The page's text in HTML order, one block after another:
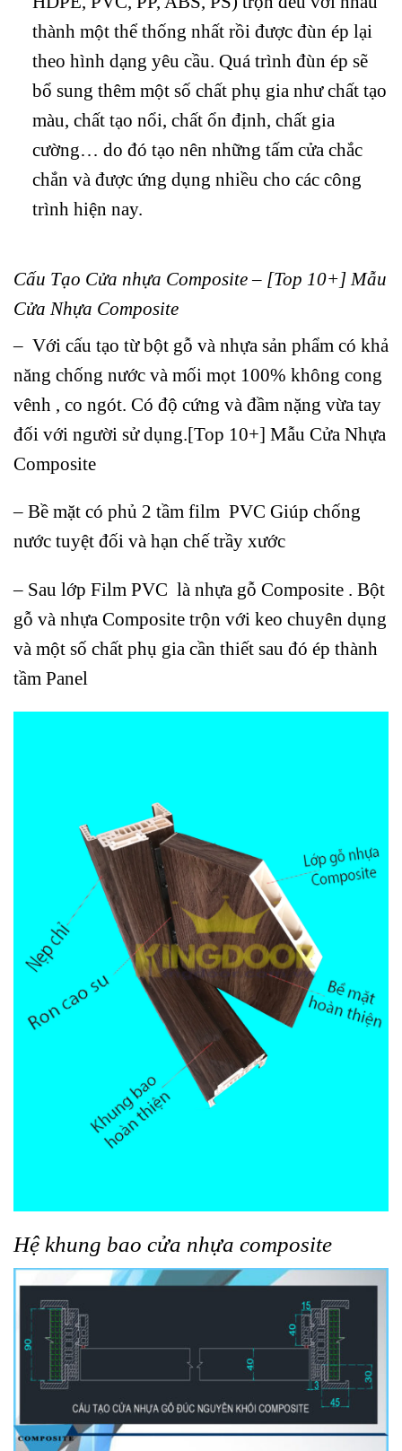
thành một thể thống nhất rồi được đùn ép lại
theo hình dạng yêu cầu. Quá trình đùn ép sẽ
bổ sung thêm một số chất phụ gia như chất tạo
màu, chất tạo nổi, chất ổn định, chất gia
cường… do đó tạo nên những tấm cửa chắc
chắn và được ứng dụng nhiều cho các công
trình hiện nay.
Cấu Tạo Cửa nhựa Composite – [Top 10+] Mẫu
Cửa Nhựa Composite
– Với cấu tạo từ bột gỗ và nhựa sản phẩm có khả
năng chống nước và mối mọt 100% không cong
vênh , co ngót. Có độ cứng và đầm nặng vừa tay
đối với người sử dụng.[Top 10+] Mẫu Cửa Nhựa
Composite
– Bề mặt có phủ 2 tầm film PVC Giúp chống
nước tuyệt đối và hạn chế trầy xước
– Sau lớp Film PVC là nhựa gỗ Composite . Bột
gỗ và nhựa Composite trộn với keo chuyên dụng
và một số chất phụ gia cần thiết sau đó ép thành
tầm Panel
Hệ khung bao cửa nhựa composite